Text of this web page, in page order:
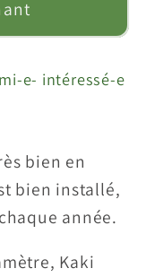
e- intéressé-e
bien en
bien installé,
année.
Kaki